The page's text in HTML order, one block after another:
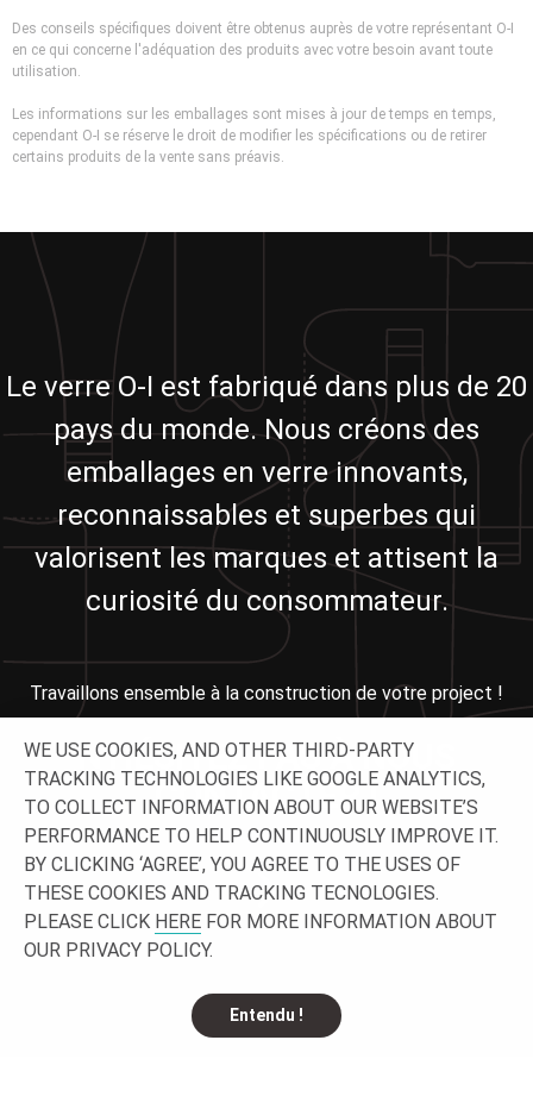
Des conseils spécifiques doivent être obtenus auprès de votre représentant O-I
en ce qui concerne l'adéquation des produits avec votre besoin avant toute
utilisation.
Les informations sur les emballages sont mises à jour de temps en temps,
cependant O-I se réserve le droit de modifier les spécifications ou de retirer
certains produits de la vente sans préavis.
Le verre O-I est fabriqué dans plus de 20
pays du monde. Nous créons des
emballages en verre innovants,
reconnaissables et superbes qui
valorisent les marques et attisent la
curiosité du consommateur.
Travaillons ensemble à la construction de votre project !
N'HÉSITEZ PAS À NOUS
CONTACTER !
WE USE COOKIES, AND OTHER THIRD-PARTY
TRACKING TECHNOLOGIES LIKE GOOGLE ANALYTICS,
TO COLLECT INFORMATION ABOUT OUR WEBSITE’S
PERFORMANCE TO HELP CONTINUOUSLY IMPROVE IT.
BY CLICKING ‘AGREE’, YOU AGREE TO THE USES OF
THESE COOKIES AND TRACKING TECNOLOGIES.
PLEASE CLICK HERE FOR MORE INFORMATION ABOUT
OUR PRIVACY POLICY.
Entendu !